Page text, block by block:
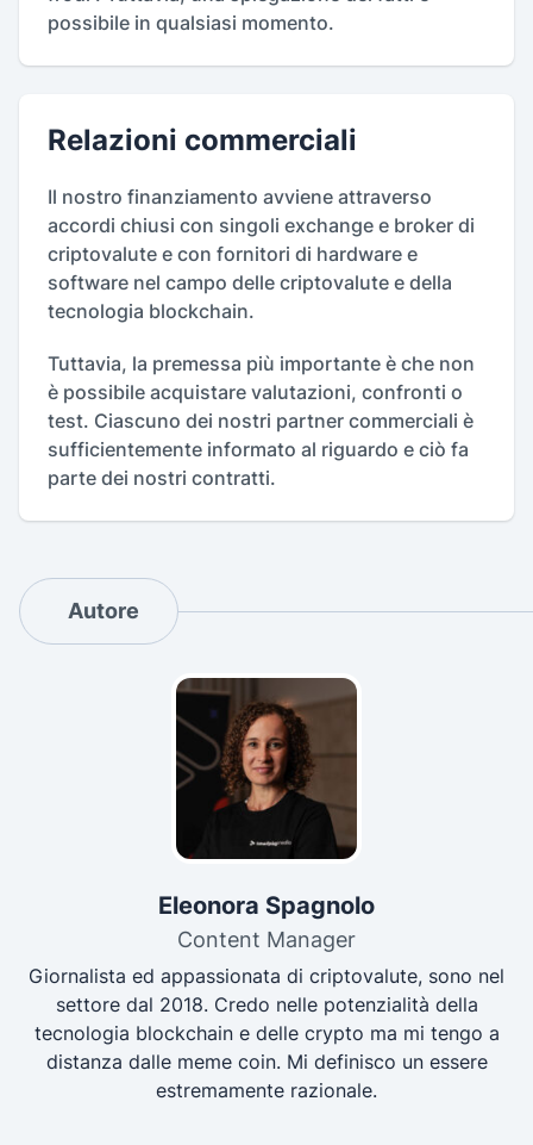
possibile in qualsiasi momento.
Relazioni commerciali
Il nostro finanziamento avviene attraverso
accordi chiusi con singoli exchange e broker di
criptovalute e con fornitori di hardware e
software nel campo delle criptovalute e della
tecnologia blockchain.
Tuttavia, la premessa più importante è che non
è possibile acquistare valutazioni, confronti o
test. Ciascuno dei nostri partner commerciali è
sufficientemente informato al riguardo e ciò fa
parte dei nostri contratti.
Autore
Eleonora Spagnolo
Content Manager
Giornalista ed appassionata di criptovalute, sono nel
settore dal 2018. Credo nelle potenzialità della
tecnologia blockchain e delle crypto ma mi tengo a
distanza dalle meme coin. Mi definisco un essere
estremamente razionale.